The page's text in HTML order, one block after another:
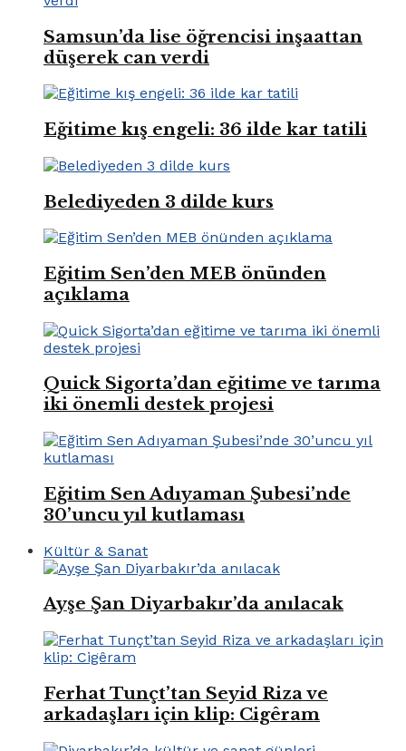
Samsun’da lise öğrencisi inşaattan
düşerek can verdi
Eğitime kış engeli: 36 ilde kar tatili
Belediyeden 3 dilde kurs
Eğitim Sen’den MEB önünden
açıklama
Quick Sigorta’dan eğitime ve tarıma
iki önemli destek projesi
Eğitim Sen Adıyaman Şubesi’nde
30’uncu yıl kutlaması
Kültür & Sanat
Ayşe Şan Diyarbakır’da anılacak
Ferhat Tunçt’tan Seyid Riza ve
arkadaşları için klip: Cigêram